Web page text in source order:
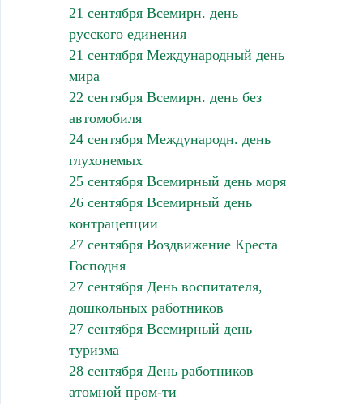
21 сентября Всемирн. день
русского единения
21 сентября Международный день
мира
22 сентября Всемирн. день без
автомобиля
24 сентября Международн. день
глухонемых
25 сентября Всемирный день моря
26 сентября Всемирный день
контрацепции
27 сентября Воздвижение Креста
Господня
27 сентября День воспитателя,
дошкольных работников
27 сентября Всемирный день
туризма
28 сентября День работников
атомной пром-ти